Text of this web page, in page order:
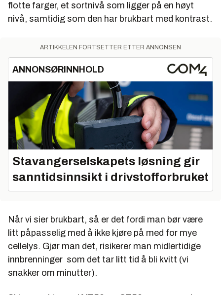
flotte farger, et sortnivå som ligger på en høyt
nivå, samtidig som den har brukbart med kontrast.
ARTIKKELEN FORTSETTER ETTER ANNONSEN
ANNONSØRINNHOLD
Stavangerselskapets løsning gir
sanntidsinnsikt i drivstofforbruket
Når vi sier brukbart, så er det fordi man bør være
litt påpasselig med å ikke kjøre på med for mye
cellelys. Gjør man det, risikerer man midlertidige
innbrenninger som det tar litt tid å bli kvitt (vi
snakker om minutter).